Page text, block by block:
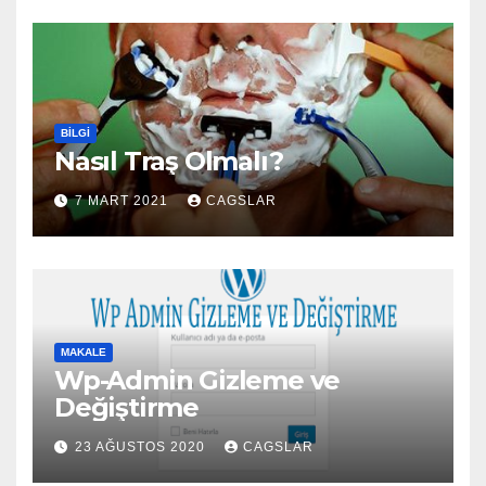
BILGI
Nasıl Traş Olmalı?
7 MART 2021 CAGSLAR
MAKALE
Wp-Admin Gizleme ve
Değiştirme
23 AĞUSTOS 2020 CAGSLAR